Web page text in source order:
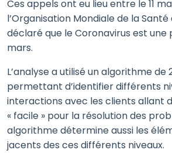
Ces appels ont eu lieu entre le 11
l’Organisation Mondiale de la
déclaré que le Coronavirus est une
mars.
L’analyse a utilisé un algorithme de
permettant d’identifier différents
interactions avec les clients allant
« facile » pour la résolution des
algorithme détermine aussi les
jacents des ces différents niveaux.